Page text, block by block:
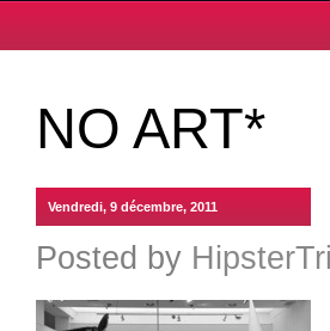
NO ART*
Vendredi, 9 décembre, 2011
Posted by